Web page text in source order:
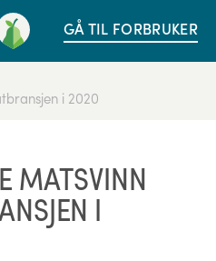
GÅ TIL FORBRUKER
i 2020
MATSVINN
I